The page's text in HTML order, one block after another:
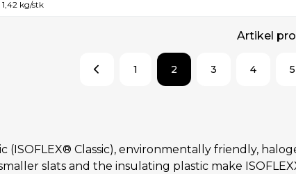
1,42 kg/stk
Artikel
1 2 3 4 5
Classic), environmentally friendly,
slats and the insulating plastic make